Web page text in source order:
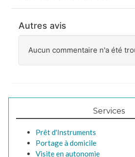
Autres avis
Aucun commentaire n'a été
Services
Prêt d'Instruments
Portage à domicile
Visite en autonomie